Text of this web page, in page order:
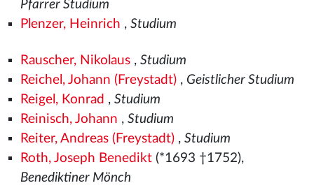
Pfarrer Studium
Plenzer, Heinrich , Studium
Rauscher, Nikolaus, Studium
Reichel, Johann (Freystadt), Geistlicher Studium
Reigel, Konrad , Studium
Reinisch, Johann , Studium
Reiter, Andreas (Freystadt), Studium
Roth, Joseph Benedikt(*1693 †1752),
Benediktiner Mönch